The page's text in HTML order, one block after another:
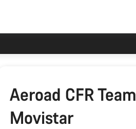
Aeroad CFR Team
Movistar